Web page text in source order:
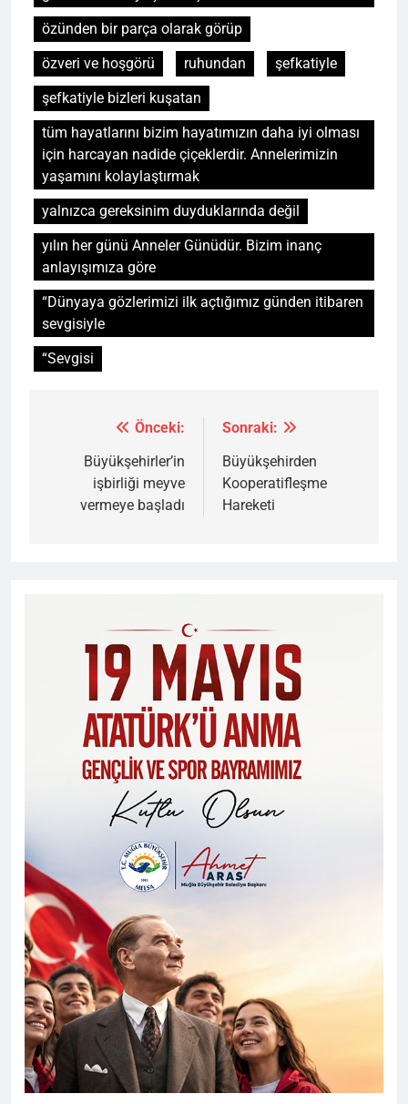
özünden bir parça olarak görüp
özveri ve hoşgörü
ruhundan
şefkatiyle
şefkatiyle bizleri kuşatan
tüm hayatlarını bizim hayatımızın daha iyi olması
için harcayan nadide çiçeklerdir. Annelerimizin
yaşamını kolaylaştırmak
yalnızca gereksinim duyduklarında değil
yılın her günü Anneler Günüdür. Bizim inanç
anlayışımıza göre
“Dünyaya gözlerimizi ilk açtığımız günden itibaren
sevgisiyle
“Sevgisi
gezinmesi
Önceki:
Büyükşehirler’in
işbirliği meyve
vermeye başladı
Sonraki:
Büyükşehirden
Kooperatifleşme
Hareketi